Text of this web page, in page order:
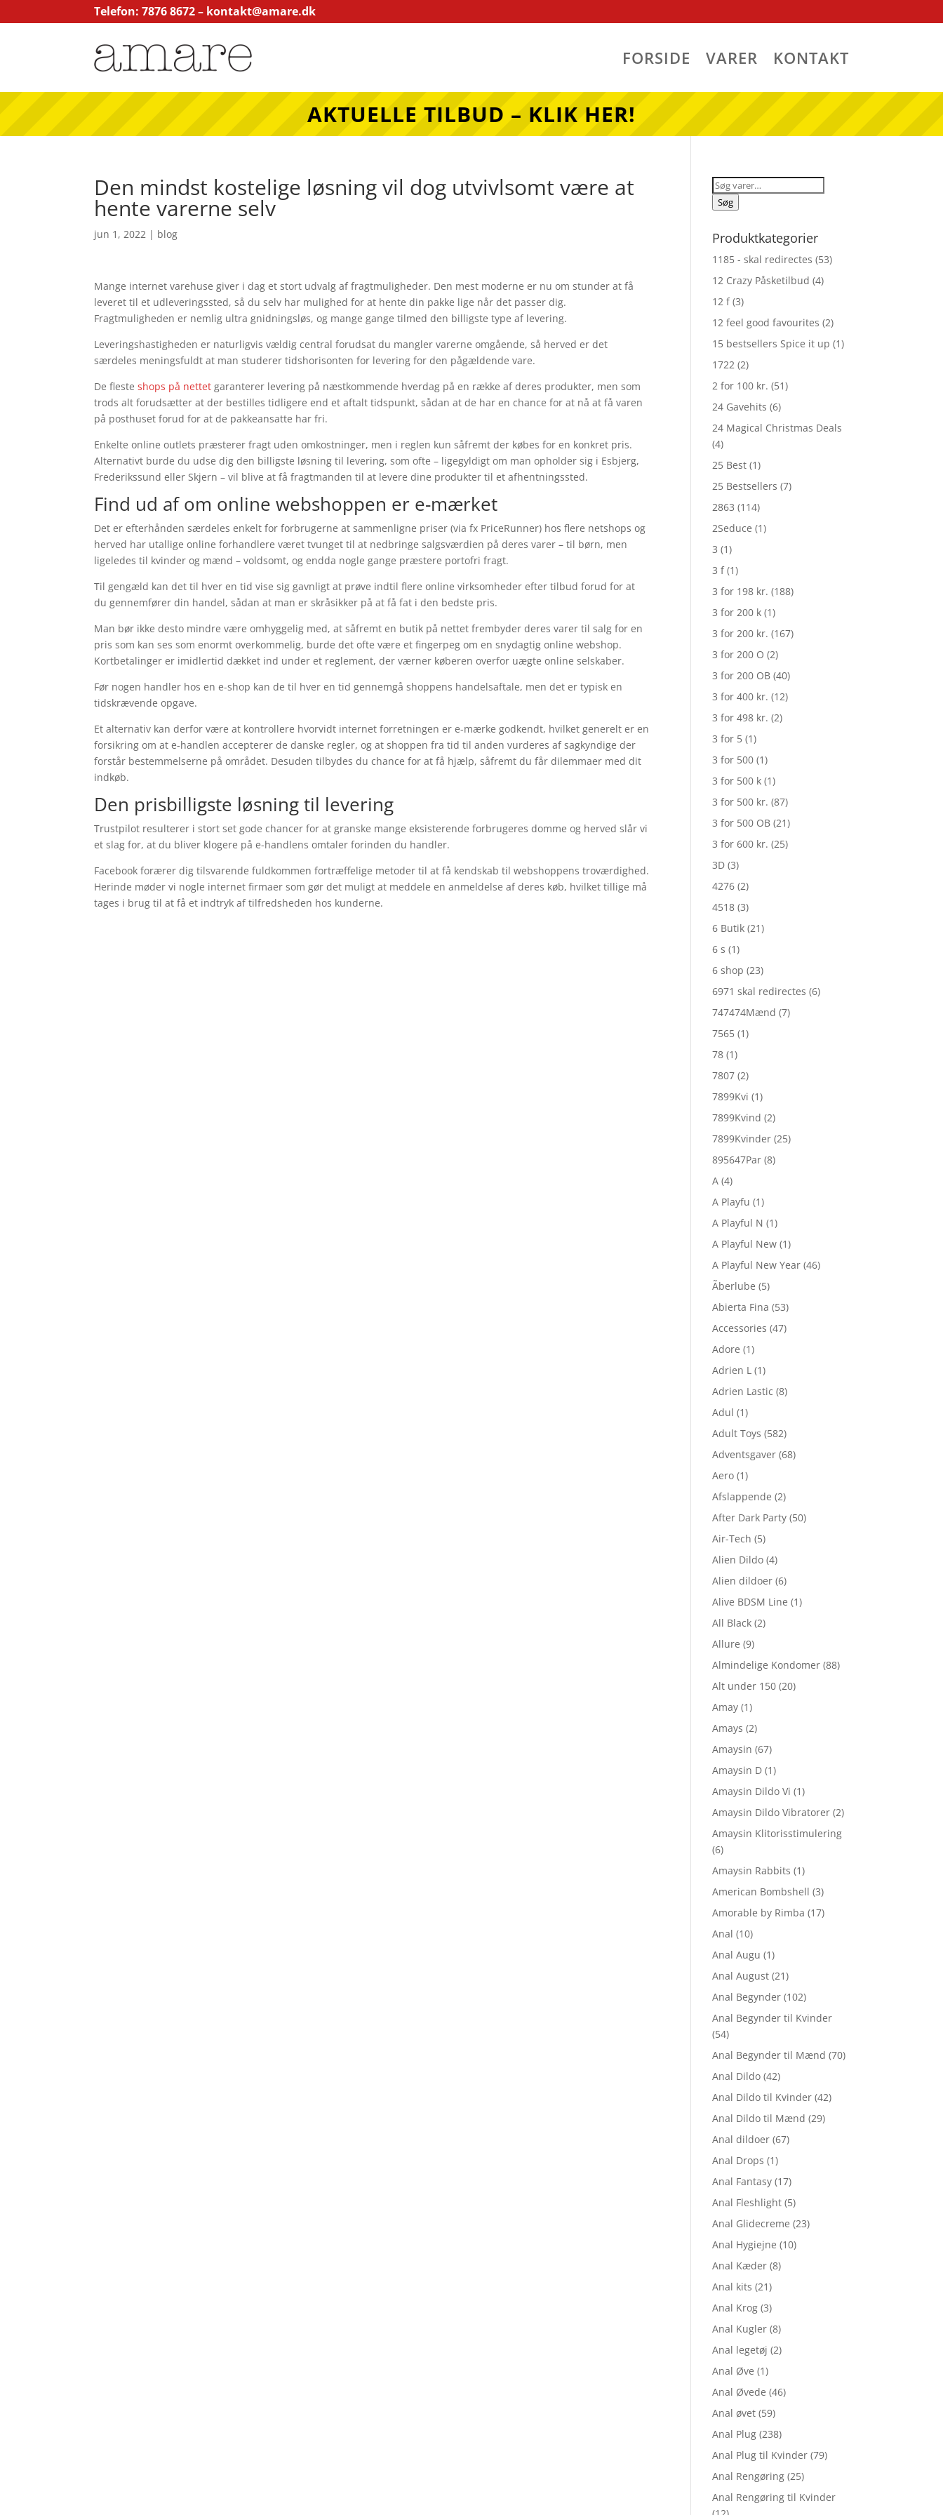
Telefon: 7876 8672 – kontakt@amare.dk
FORSIDE VARER KONTAKT
AKTUELLE TILBUD – KLIK HER!
Den mindst kostelige løsning vil dog utvivlsomt være at
hente varerne selv
jun 1, 2022 | blog
Mange internet varehuse giver i dag et stort udvalg af fragtmuligheder. Den mest moderne er nu om stunder at få
leveret til et udleveringssted, så du selv har mulighed for at hente din pakke lige når det passer dig.
Fragtmuligheden er nemlig ultra gnidningsløs, og mange gange tilmed den billigste type af levering.
Leveringshastigheden er naturligvis vældig central forudsat du mangler varerne omgående, så herved er det
særdeles meningsfuldt at man studerer tidshorisonten for levering for den pågældende vare.
De flesteshops på nettet garanterer levering på næstkommende hverdag på en række af deres produkter, men som
trods alt forudsætter at der bestilles tidligere end et aftalt tidspunkt, sådan at de har en chance for at nå at få varen
på posthuset forud for at de pakkeansatte har fri.
Enkelte online outlets præsterer fragt uden omkostninger, men i reglen kun såfremt der købes for en konkret pris.
Alternativt burde du udse dig den billigste løsning til levering, som ofte – ligegyldigt om man opholder sig i Esbjerg,
Frederikssund eller Skjern – vil blive at få fragtmanden til at levere dine produkter til et afhentningssted.
Find ud af om online webshoppen er e-mærket
Det er efterhånden særdeles enkelt for forbrugerne at sammenligne priser (via fx PriceRunner) hos flere netshops og
herved har utallige online forhandlere været tvunget til at nedbringe salgsværdien på deres varer – til børn, men
ligeledes til kvinder og mænd – voldsomt, og endda nogle gange præstere portofri fragt.
Til gengæld kan det til hver en tid vise sig gavnligt at prøve indtil flere online virksomheder efter tilbud forud for at
du gennemfører din handel, sådan at man er skråsikker på at få fat i den bedste pris.
Man bør ikke desto mindre være omhyggelig med, at såfremt en butik på nettet frembyder deres varer til salg for en
pris som kan ses som enormt overkommelig, burde det ofte være et fingerpeg om en snydagtig online webshop.
Kortbetalinger er imidlertid dækket ind under et reglement, der værner køberen overfor uægte online selskaber.
Før nogen handler hos en e-shop kan de til hver en tid gennemgå shoppens handelsaftale, men det er typisk en
tidskrævende opgave.
Et alternativ kan derfor være at kontrollere hvorvidt internet forretningen er e-mærke godkendt, hvilket generelt er en
forsikring om at e-handlen accepterer de danske regler, og at shoppen fra tid til anden vurderes af sagkyndige der
forstår bestemmelserne på området. Desuden tilbydes du chance for at få hjælp, såfremt du får dilemmaer med dit
indkøb.
Den prisbilligste løsning til levering
Trustpilot resulterer i stort set gode chancer for at granske mange eksisterende forbrugeres domme og herved slår vi
et slag for, at du bliver klogere på e-handlens omtaler forinden du handler.
Facebook forærer dig tilsvarende fuldkommen fortræffelige metoder til at få kendskab til webshoppens troværdighed.
Herinde møder vi nogle internet firmaer som gør det muligt at meddele en anmeldelse af deres køb, hvilket tillige må
tages i brug til at få et indtryk af tilfredsheden hos kunderne.
Søg
efter:
Søg
Produktkategorier
1185 - skal redirectes (53)
12 Crazy Påsketilbud (4)
12 f (3)
12 feel good favourites (2)
15 bestsellers Spice it up (1)
1722 (2)
2 for 100 kr. (51)
24 Gavehits (6)
24 Magical Christmas Deals
(4)
25 Best (1)
25 Bestsellers (7)
2863 (114)
2Seduce (1)
3 (1)
3 f (1)
3 for 198 kr. (188)
3 for 200 k (1)
3 for 200 kr. (167)
3 for 200 O (2)
3 for 200 OB (40)
3 for 400 kr. (12)
3 for 498 kr. (2)
3 for 5 (1)
3 for 500 (1)
3 for 500 k (1)
3 for 500 kr. (87)
3 for 500 OB (21)
3 for 600 kr. (25)
3D (3)
4276 (2)
4518 (3)
6 Butik (21)
6 s (1)
6 shop (23)
6971 skal redirectes (6)
747474Mænd (7)
7565 (1)
78 (1)
7807 (2)
7899Kvi (1)
7899Kvind (2)
7899Kvinder (25)
895647Par (8)
A (4)
A Playfu (1)
A Playful N (1)
A Playful New (1)
A Playful New Year (46)
Ãberlube (5)
Abierta Fina (53)
Accessories (47)
Adore (1)
Adrien L (1)
Adrien Lastic (8)
Adul (1)
Adult Toys (582)
Adventsgaver (68)
Aero (1)
Afslappende (2)
After Dark Party (50)
Air-Tech (5)
Alien Dildo (4)
Alien dildoer (6)
Alive BDSM Line (1)
All Black (2)
Allure (9)
Almindelige Kondomer (88)
Alt under 150 (20)
Amay (1)
Amays (2)
Amaysin (67)
Amaysin D (1)
Amaysin Dildo Vi (1)
Amaysin Dildo Vibratorer (2)
Amaysin Klitorisstimulering
(6)
Amaysin Rabbits (1)
American Bombshell (3)
Amorable by Rimba (17)
Anal (10)
Anal Augu (1)
Anal August (21)
Anal Begynder (102)
Anal Begynder til Kvinder
(54)
Anal Begynder til Mænd (70)
Anal Dildo (42)
Anal Dildo til Kvinder (42)
Anal Dildo til Mænd (29)
Anal dildoer (67)
Anal Drops (1)
Anal Fantasy (17)
Anal Fleshlight (5)
Anal Glidecreme (23)
Anal Hygiejne (10)
Anal Kæder (8)
Anal kits (21)
Anal Krog (3)
Anal Kugler (8)
Anal legetøj (2)
Anal Øve (1)
Anal Øvede (46)
Anal øvet (59)
Anal Plug (238)
Anal Plug til Kvinder (79)
Anal Rengøring (25)
Anal Rengøring til Kvinder